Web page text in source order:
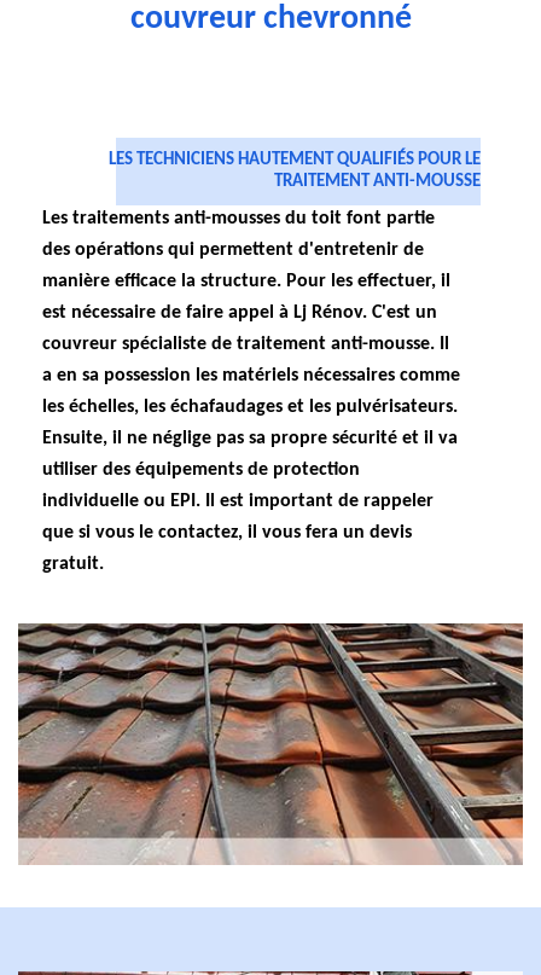
couvreur chevronné
LES TECHNICIENS HAUTEMENT QUALIFIÉS POUR LE
TRAITEMENT ANTI-MOUSSE
Les traitements anti-mousses du toit font partie
des opérations qui permettent d'entretenir de
manière efficace la structure. Pour les effectuer, il
est nécessaire de faire appel à Lj Rénov. C'est un
couvreur spécialiste de traitement anti-mousse. Il
a en sa possession les matériels nécessaires comme
les échelles, les échafaudages et les pulvérisateurs.
Ensuite, il ne néglige pas sa propre sécurité et il va
utiliser des équipements de protection
individuelle ou EPI. Il est important de rappeler
que si vous le contactez, il vous fera un devis
gratuit.